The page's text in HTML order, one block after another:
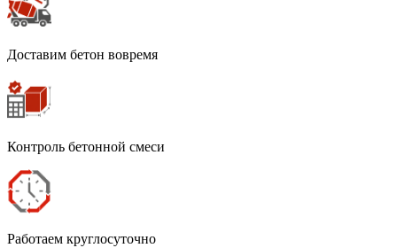
Доставим бетон вовремя
Контроль бетонной смеси
Работаем круглосуточно